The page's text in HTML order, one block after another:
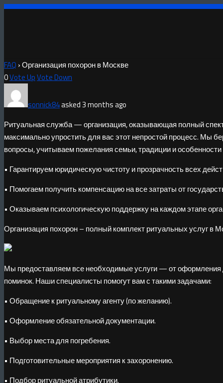
FAQ ›Организация похорон в Москве
0Vote UpVote Down
sonnick84asked 3 months ago
Ритуальная служба — организация, оказывающая полный
максимально упростить для вас этот непростой процесс. Мы
вопросы, учитываем пожелания семьи, традиции и
• Гарантируем юридическую чистоту и прозрачность всех
• Помогаем получить компенсацию на все затраты от
• Оказываем психологическую поддержку на каждом этапе
Организация похорон – полный комплект ритуальных услуг в
Мы предоставляем все необходимые услуги — от
поминок. Наши специалисты помогут вам с такими задачами:
• Обращение к ритуальному агенту (по желанию).
• Оформление обязательной документации.
• Выбор места для погребения.
• Подготовительные мероприятия к захоронению.
• Подбор ритуальной атрибутики.